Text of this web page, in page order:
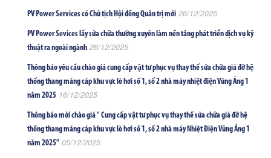
PV Power Services có Chủ tịch Hội đồng Quản trị mới 26/12/2025
PV Power Sevices lấy sửa chữa thường xuyên làm nền tảng phát triển dịch vụ kỹ
thuật ra ngoài ngành 26/12/2025
Thông báo yêu cầu chào giá cung cấp vật tư phục vụ thay thế sửa chữa giá đỡ hệ
thống thang máng cáp khu vực lò hơi số 1, số 2 nhà máy nhiệt điện Vũng Áng 1
năm 2025 16/12/2025
Thông báo mời chào giá " Cung cấp vật tư phục vụ thay thế sửa chữa giá đỡ hệ
thống thang máng cáp khu vực lò hơi số 1, số 2 nhà máy Nhiệt Điện Vũng Áng 1
năm 2025" 05/12/2025